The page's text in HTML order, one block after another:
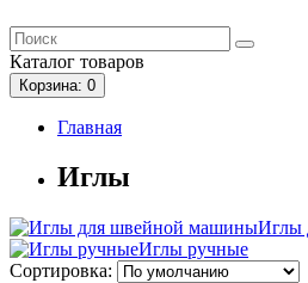
Каталог товаров
Корзина: 0
Главная
Иглы
Иглы
Иглы ручные
Сортировка: